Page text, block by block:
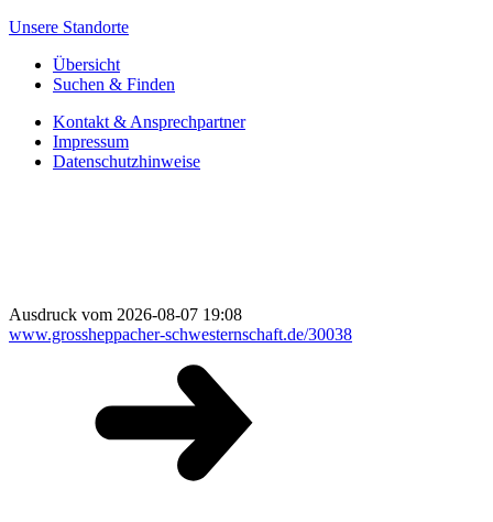
Unsere Standorte
Übersicht
Suchen & Finden
Kontakt & Ansprechpartner
Impressum
Datenschutzhinweise
Ausdruck vom 2026-08-07 19:08
www.grossheppacher-schwesternschaft.de/30038